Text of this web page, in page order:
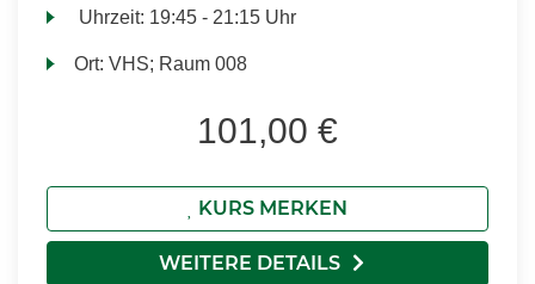
Uhrzeit: 19:45 - 21:15 Uhr
Ort:VHS; Raum 008
101,00 €
KURS MERKEN
WEITERE DETAILS